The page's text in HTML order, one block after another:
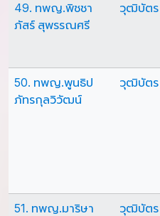
49. ทพญ.พิชชา
ภัสร์ สุพรรณศรี
วุฒิบัตร
50. ทพญ.พูนธิป
ภัทรกุลวิวัฒน์
วุฒิบัตร
51. ทพญ.มาริษา
วุฒิบัตร